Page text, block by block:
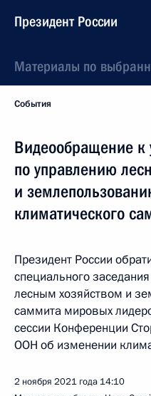
Президент России
Материалы по
События
Видеообращение к
по управлению
и
климатического
Президент России
специального
лесным хозяйством и
саммита мировых
сессии Конференции
ООН об изменении
2 ноября 2021 года 14:10